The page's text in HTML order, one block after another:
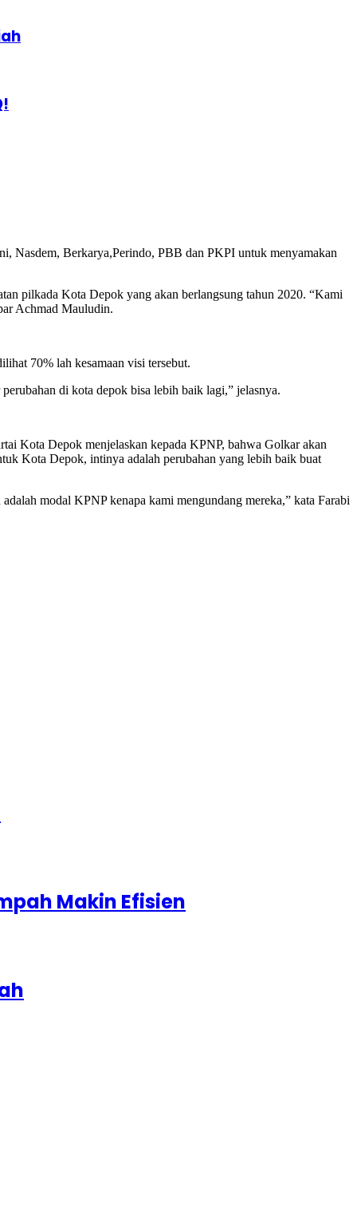
Nasdem, Berkarya,Perindo, PBB dan PKPI untuk menyamakan
pilkada Kota Depok yang akan berlangsung tahun 2020. “Kami
Achmad Mauludin.
70% lah kesamaan visi tersebut.
di kota depok bisa lebih baik lagi,” jelasnya.
Kota Depok menjelaskan kepada KPNP, bahwa Golkar akan
Kota Depok, intinya adalah perubahan yang lebih baik buat
modal KPNP kenapa kami mengundang mereka,” kata Farabi
Makin Efisien